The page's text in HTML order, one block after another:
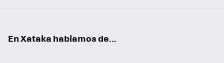
En Xataka hablamos de...